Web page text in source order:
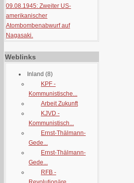
09.08.1945: Zweiter US-
amerikanischer
Atombombenabwurf auf
Nagasaki.
Weblinks
Inland (8)
KPF -
Kommunistische...
Arbeit Zukunft
KJVD -
Kommunistisch...
Ernst-Thälmann-
Gede...
Ernst-Thälmann-
Gede...
RFB -